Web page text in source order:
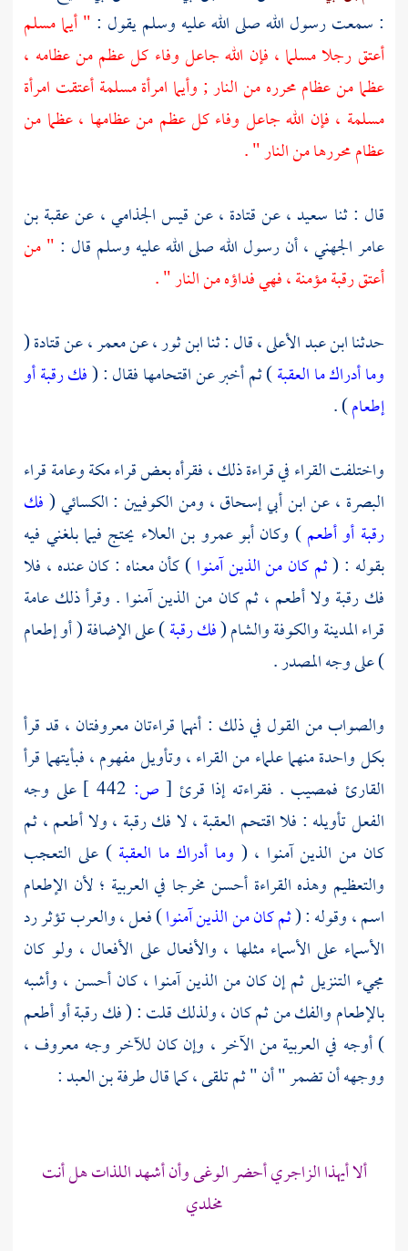
: سمعت رسول الله صلى الله عليه وسلم يقول : " أيما مسلم
أعتق رجلا مسلما ، فإن الله جاعل وفاء كل عظم من عظامه ،
عظما من عظام محرره من النار ; وأيما امرأة مسلمة أعتقت امرأة
مسلمة ، فإن الله جاعل وفاء كل عظم من عظامها ، عظما من
عظام محررها من النار " .
قال : ثنا سعيد ،عنقتادة ،عنقيس الجذامي ، عنعقبة بن
عامر الجهني ،أن رسول الله صلى الله عليه وسلم قال : " من
أعتق رقبة مؤمنة ، فهي فداؤه من النار " .
حدثناابن عبد الأعلى ،قال :ثنا ابن ثور ،عنمعمر ،عنقتادة(
وما أدراك ما العقبة) ثم أخبر عن اقتحامها فقال : (فك رقبة أو
إطعام) .
واختلفت القراء في قراءة ذلك ، فقرأه بعض قراءمكةوعامة قراء
البصرة ،عنابن أبي إسحاق ، ومن الكوفيين :الكسائي(فك
رقبة أو أطعم) وكانأبو عمرو بن العلاء يحتج فيما بلغني فيه
بقوله : (ثم كان من الذين آمنوا) كأن معناه : كان عنده ، فلا
فك رقبة ولا أطعم ، ثم كان من الذين آمنوا . وقرأ ذلك عامة
قراءالمدينةوالكوفةوالشام(فك رقبة) على الإضافة ( أو إطعام
) على وجه المصدر .
والصواب من القول في ذلك : أنهما قراءتان معروفتان ، قد قرأ
بكل واحدة منهما علماء من القراء ، وتأويل مفهوم ، فبأيتهما قرأ
القارئ فمصيب . فقراءته إذا قرئ [ ص:
على وجه
الفعل تأويله : فلا اقتحم العقبة ، لا فك رقبة ، ولا أطعم ، ثم
كان من الذين آمنوا ، ( وما أدراك ما العقبة) على التعجب
والتعظيم وهذه القراءة أحسن مخرجا في العربية ؛ لأن الإطعام
اسم ، وقوله : (ثم كان من الذين آمنوا) فعل ، والعرب تؤثر رد
الأسماء على الأسماء مثلها ، والأفعال على الأفعال ، ولو كان
مجيء التنزيل ثم إن كان من الذين آمنوا ، كان أحسن ، وأشبه
بالإطعام والفك من ثم كان ، ولذلك قلت : ( فك رقبة أو أطعم
) أوجه في العربية من الآخر ، وإن كان للآخر وجه معروف ،
ووجهه أن تضمر " أن " ثم تلقى ، كما قالطرفة بن العبد :
ألا أيهذا الزاجري أحضر الوغى وأن أشهد اللذات هل أنت
مخلدي